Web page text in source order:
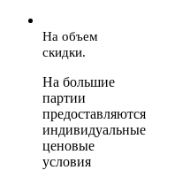
На объем
скидки.
На большие
партии
предоставляются
индивидуальные
ценовые
условия